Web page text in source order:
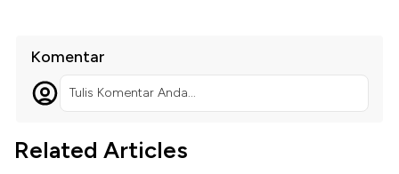
Komentar
Tulis Komentar Anda...
Related Articles